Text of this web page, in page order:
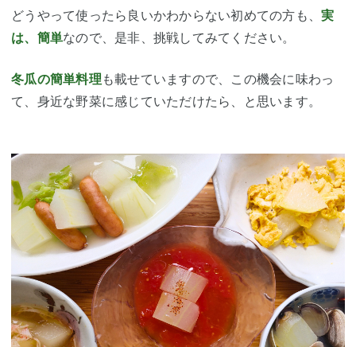
どうやって使ったら良いかわからない初めての方も、 実
は、簡単なので、是非、挑戦してみてください。
冬瓜の簡単料理 も載せていますので、この機会に味わっ
て、身近な野菜に感じていただけたら、と思います。